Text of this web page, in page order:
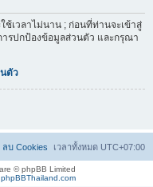
เวลาไม่นาน ; ก่อนที่ท่านจะเข้าสู่
ารปกป้องข้อมูลส่วนตัว และกรุณา
ตัว
เวลาทั้งหมด UTC+07:00
ลบ Cookies
© phpBB Limited
phpBBThailand.com